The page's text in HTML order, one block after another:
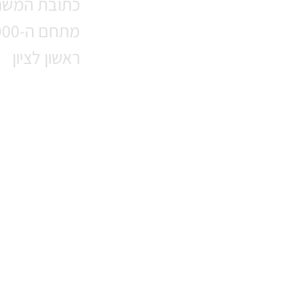
מתחם ה-1000 שדרות הראשונים 23,
ראשון לציון